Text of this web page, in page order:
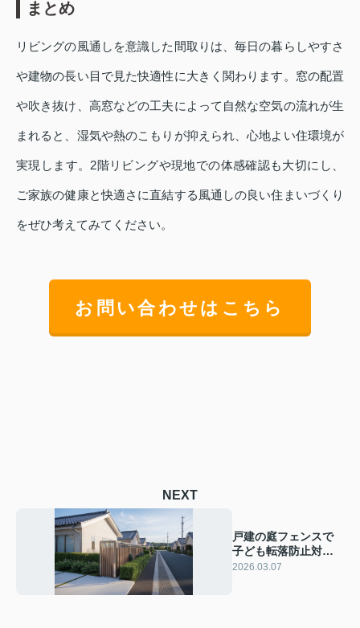
まとめ
リビングの風通しを意識した間取りは、毎日の暮らしやすさ
や建物の長い目で見た快適性に大きく関わります。窓の配置
や吹き抜け、高窓などの工夫によって自然な空気の流れが生
まれると、湿気や熱のこもりが抑えられ、心地よい住環境が
実現します。2階リビングや現地での体感確認も大切にし、
ご家族の健康と快適さに直結する風通しの良い住まいづくり
をぜひ考えてみてください。
お問い合わせはこちら
NEXT
戸建の庭フェンスで
子ども転落防止対策
は必要？安全な設置
2026.03.07